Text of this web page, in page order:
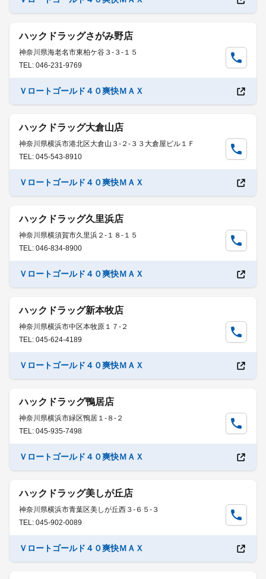
ハックドラッグさがみ野店
神奈川県海老名市東柏ケ谷３-３-１５
TEL: 046-231-9769
Ｖロートゴールド４０爽快ＭＡＸ
ハックドラッグ大倉山店
神奈川県横浜市港北区大倉山３-２-３３大倉屋ビル１Ｆ
TEL: 045-543-8910
Ｖロートゴールド４０爽快ＭＡＸ
ハックドラッグ久里浜店
神奈川県横須賀市久里浜２-１８-１５
TEL: 046-834-8900
Ｖロートゴールド４０爽快ＭＡＸ
ハックドラッグ新本牧店
神奈川県横浜市中区本牧原１７-２
TEL: 045-624-4189
Ｖロートゴールド４０爽快ＭＡＸ
ハックドラッグ鴨居店
神奈川県横浜市緑区鴨居１-８-２
TEL: 045-935-7498
Ｖロートゴールド４０爽快ＭＡＸ
ハックドラッグ美しが丘店
神奈川県横浜市青葉区美しが丘西３-６５-３
TEL: 045-902-0089
Ｖロートゴールド４０爽快ＭＡＸ